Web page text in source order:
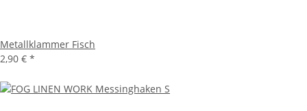
Metallklammer Fisch
2,90 € *